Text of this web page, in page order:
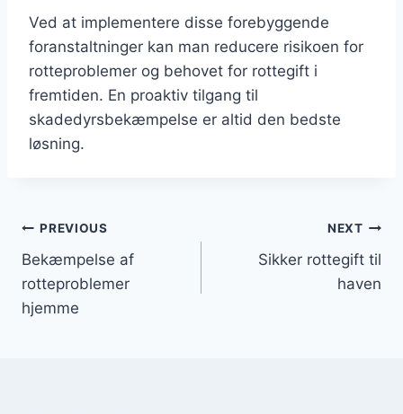
Ved at implementere disse forebyggende
foranstaltninger kan man reducere risikoen for
rotteproblemer og behovet for rottegift i
fremtiden. En proaktiv tilgang til
skadedyrsbekæmpelse er altid den bedste
løsning.
Indlægsnavigation
PREVIOUS
Bekæmpelse af
rotteproblemer
hjemme
NEXT
Sikker rottegift til
haven